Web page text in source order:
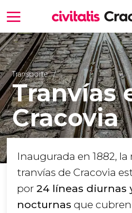
Transporte
Tranvías
Cracovia
Inaugurada en 1882, la
tranvías de Cracovia
por 24 líneas diurnas
nocturnas que